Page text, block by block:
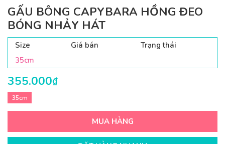
GẤU BÔNG CAPYBARA HỒNG ĐEO
BÓNG NHẢY HÁT
Size Giá bán
Trạng thái
35cm
355.000₫
35cm
MUA HÀNG